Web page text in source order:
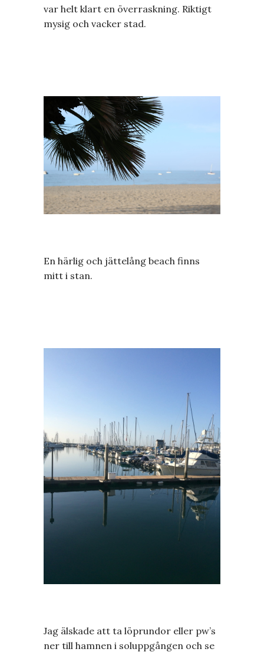
var helt klart en överraskning. Riktigt
mysig och vacker stad.
En härlig och jättelång beach finns
mitt i stan.
Jag älskade att ta löprundor eller pw’s
ner till hamnen i soluppgången och se